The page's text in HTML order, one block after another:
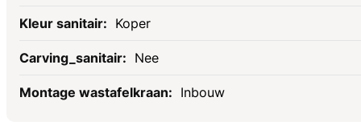
Koper
Nee
Inbouw